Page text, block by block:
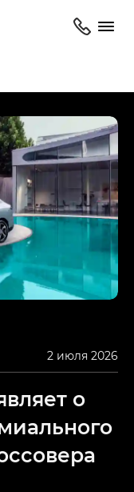
2 июля 2026
о